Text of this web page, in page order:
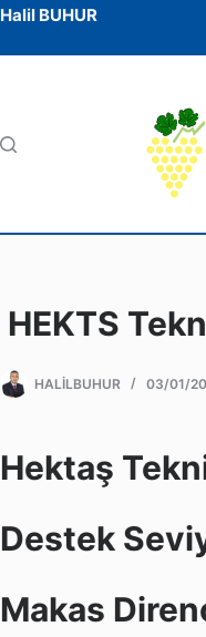
Halil BUHUR
HEKTS
HALILBUHUR 03/01/
Hektaş
Destek
Makas